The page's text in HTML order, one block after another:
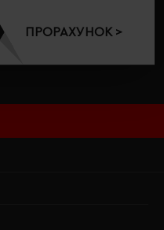
ПРОРАХУНОК >